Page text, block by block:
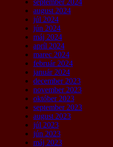
august 2024
júl 2024
jún 2024
máj 2024
apríl 2024
marec 2024
február 2024
január 2024
december 2023
november 2023
október 2023
september 2023
august 2023
júl 2023
jún 2023
máj 2023